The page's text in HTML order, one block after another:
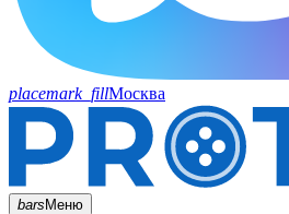
placemark_fillМосква
barsМеню